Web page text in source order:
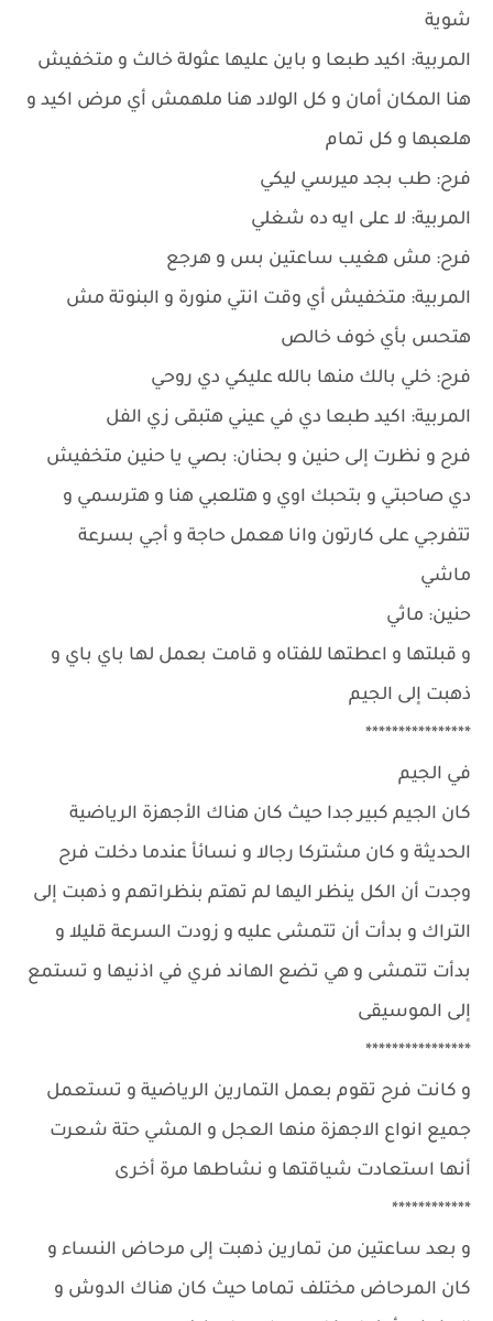
شوية
المربية: اكيد طبعا و باين عليها عثولة خالث و متخفيش
هنا المكان أمان و كل الولاد هنا ملهمش أي مرض اكيد و
هلعبها و كل تمام
فرح: طب بجد ميرسي ليكي
المربية: لا على ايه ده شغلي
فرح: مش هغيب ساعتين بس و هرجع
المربية: متخفيش أي وقت انتي منورة و البنوتة مش
هتحس بأي خوف خالص
فرح: خلي بالك منها بالله عليكي دي روحي
المربية: اكيد طبعا دي في عيني هتبقى زي الفل
فرح و نظرت إلى حنين و بحنان: بصي يا حنين متخفيش
دي صاحبتي و بتحبك اوي و هتلعبي هنا و هترسمي و
تتفرجي على كارتون وانا هعمل حاجة و أجي بسرعة
ماشي
حنين: ماثي
و قبلتها و اعطتها للفتاه و قامت بعمل لها باي باي و
ذهبت إلى الجيم
****************
في الجيم
كان الجيم كبير جدا حيث كان هناك الأجهزة الرياضية
الحديثة و كان مشتركا رجالا و نسائأ عندما دخلت فرح
وجدت أن الكل ينظر اليها لم تهتم بنظراتهم و ذهبت إلى
التراك و بدأت أن تتمشى عليه و زودت السرعة قليلا و
بدأت تتمشى و هي تضع الهاند فري في اذنيها و تستمع
إلى الموسيقى
****************
و كانت فرح تقوم بعمل التمارين الرياضية و تستعمل
جميع انواع الاجهزة منها العجل و المشي حتة شعرت
أنها استعادت شياقتها و نشاطها مرة أخرى
************
و بعد ساعتين من تمارين ذهبت إلى مرحاض النساء و
كان المرحاض مختلف تماما حيث كان هناك الدوش و